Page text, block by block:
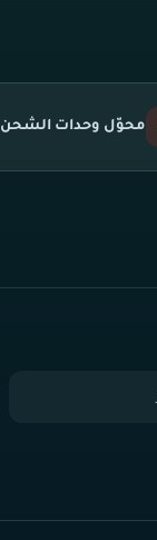
محوّل وحدات الشحن